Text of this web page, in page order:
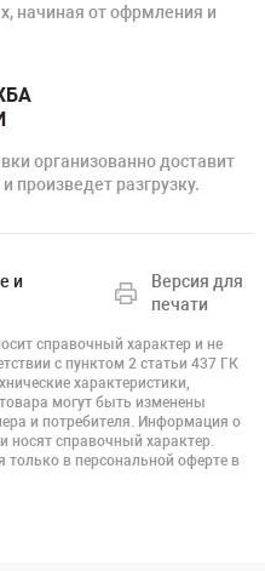
начиная от офрмления и
организованно доставит
произведет разгрузку.
и
Версия для
печати
справочный характер и не
с пунктом 2 статьи 437 ГК
характеристики,
могут быть изменены
и потребителя. Информация о
носят справочный характер.
в персональной оферте в